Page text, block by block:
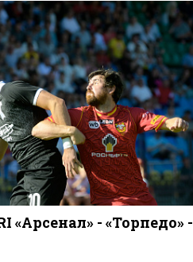
«Арсенал» - «Торпедо» -